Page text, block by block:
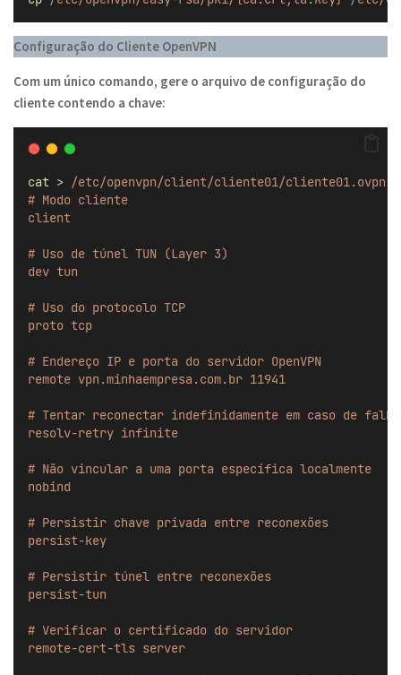
Configuração do Cliente OpenVPN
Com um único comando, gere o arquivo de configuração do
cliente contendo a chave:
cat > /etc/openvpn/client/cliente01/cliente01.ovpn
# Modo cliente
client
# Uso de túnel TUN (Layer 3)
dev tun
# Uso do protocolo TCP
proto tcp
# Endereço IP e porta do servidor OpenVPN
remote vpn.minhaempresa.com.br 11941
# Tentar reconectar indefinidamente em caso de falha
resolv-retry infinite
# Não vincular a uma porta específica localmente
nobind
# Persistir chave privada entre reconexões
persist-key
# Persistir túnel entre reconexões
persist-tun
# Verificar o certificado do servidor
remote-cert-tls server